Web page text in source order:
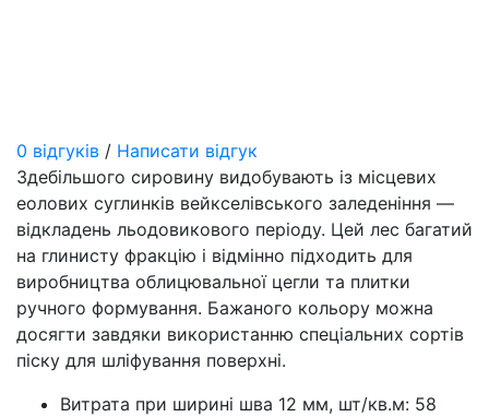
0 відгуків / Написати відгук
Здебільшого сировину видобувають із місцевих
еолових суглинків вейкселівського заледеніння —
відкладень льодовикового періоду. Цей лес багатий
на глинисту фракцію і відмінно підходить для
виробництва облицювальної цегли та плитки
ручного формування. Бажаного кольору можна
досягти завдяки використанню спеціальних сортів
піску для шліфування поверхні.
Витрата при ширині шва 12 мм, шт/кв.м: 58